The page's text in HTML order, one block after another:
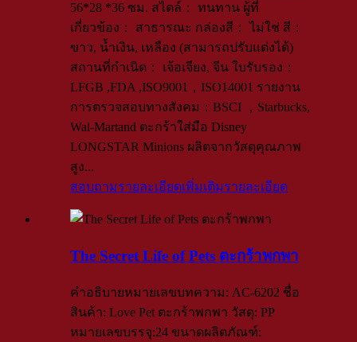
56*28 *36 ซม. สไตล์： ทนทาน ผู้ที่
เกี่ยวข้อง： สาธารณะ กล่องสี： ไม่ใช่ สี：
ขาว, น้ำเงิน, เหลือง (สามารถปรับแต่งได้)
สถานที่กำเนิด： เจ้อเจียง, จีน ใบรับรอง：
LFGB ,FDA ,ISO9001，ISO14001 รายงาน
การตรวจสอบทางสังคม：BSCI ，Starbucks,
Wal-Martand ตะกร้าใส่มือ Disney
LONGSTAR Minions ผลิตจากวัสดุคุณภาพ
สูง...
สอบถามรายละเอียดเพิ่มเติมรายละเอียด
The Secret Life of Pets ตะกร้าพกพา
คำอธิบายหมายเลขบทความ: AC-6202 ชื่อ
สินค้า: Love Pet ตะกร้าพกพา วัสดุ: PP
หมายเลขบรรจุ:24 ขนาดผลิตภัณฑ์: